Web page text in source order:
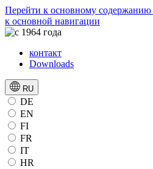
Перейти к основному содержанию
к основной навигации
контакт
Downloads
RU
DE
EN
FI
FR
IT
HR